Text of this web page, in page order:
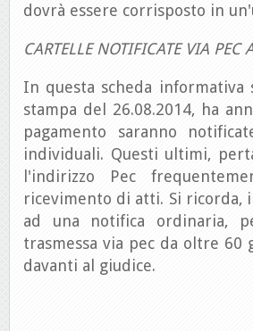
dovrà essere corrisposto in
CARTELLE NOTIFICATE VIA
In questa scheda informativa
stampa del 26.08.2014, ha
pagamento saranno
individuali. Questi ultimi,
l'indirizzo Pec
ricevimento di atti. Si ricorda,
ad una notifica ordinaria,
trasmessa via pec da oltre 60
davanti al giudice.